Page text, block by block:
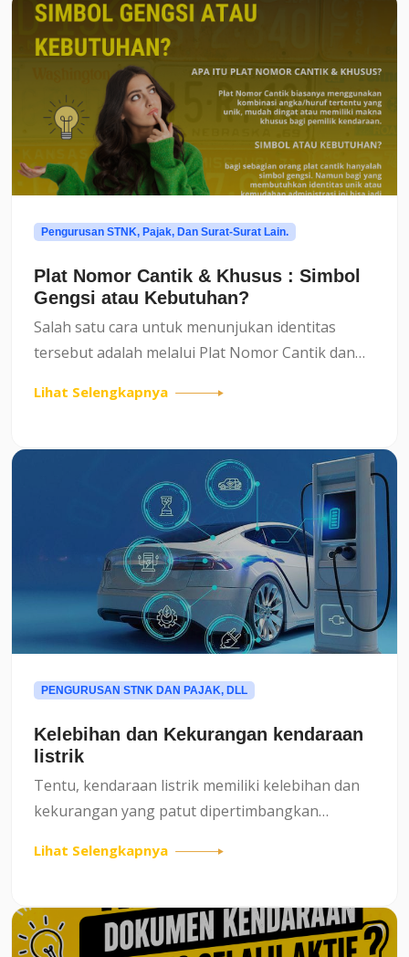
Pengurusan STNK, Pajak, Dan Surat-Surat Lain.
Plat Nomor Cantik & Khusus : Simbol
Gengsi atau Kebutuhan?
Salah satu cara untuk menunjukan identitas
tersebut adalah melalui Plat Nomor Cantik dan
cantik ini lebih kepada simbol gengsi semata,
Lihat Selengkapnya
PENGURUSAN STNK DAN PAJAK, DLL
Kelebihan dan Kekurangan kendaraan
listrik
Tentu, kendaraan listrik memiliki kelebihan dan
kekurangan yang patut dipertimbangkan
kendaraan listrik.Kelebihan kendaraan listrik apa
Lihat Selengkapnya